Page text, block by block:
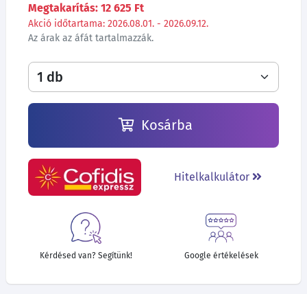
Megtakarítás: 12 625 Ft
Akció időtartama: 2026.08.01. - 2026.09.12.
Az árak az áfát tartalmazzák.
Kosárba
Hitelkalkulátor
Kérdésed van? Segítünk! Google értékelések